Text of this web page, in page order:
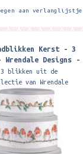
aan verlanglijstje
Kerst - 3
Designs -
Animal Christmas
Nest
3 blikken uit de
van Wrendale
Dia: 25, 22,5 en 19,5
for storing cakes,
mince pies and...